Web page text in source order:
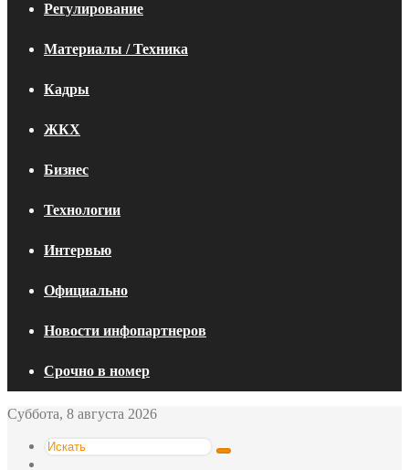
Регулирование
Материалы / Техника
Кадры
ЖКХ
Бизнес
Технологии
Интервью
Официально
Новости инфопартнеров
Срочно в номер
Суббота, 8 августа 2026
Искать